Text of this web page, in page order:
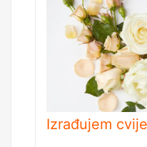
Izrađujem